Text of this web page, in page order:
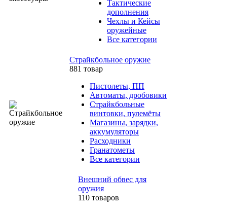
Тактические
дополнения
Чехлы и Кейсы
оружейные
Все категории
Страйкбольное оружие
881 товар
Пистолеты, ПП
Автоматы, дробовики
Страйкбольные
винтовки, пулемёты
Магазины, зарядки,
аккумуляторы
Расходники
Гранатометы
Все категории
Внешний обвес для
оружия
110 товаров